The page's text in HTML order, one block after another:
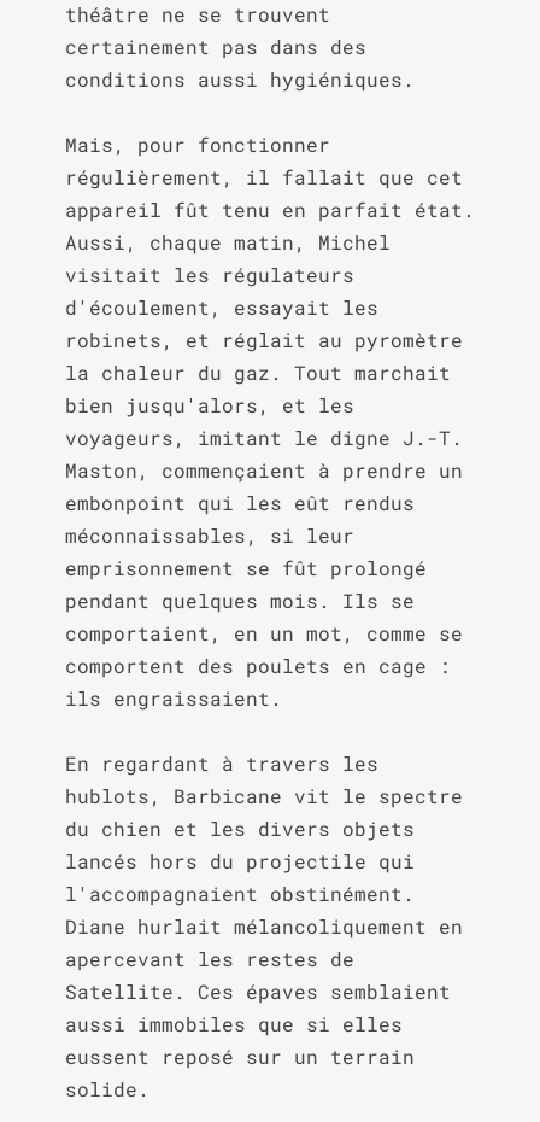
théâtre ne se trouvent
certainement pas dans des
conditions aussi hygiéniques.
Mais, pour fonctionner
régulièrement, il fallait que cet
appareil fût tenu en parfait état.
Aussi, chaque matin, Michel
visitait les régulateurs
d'écoulement, essayait les
robinets, et réglait au pyromètre
la chaleur du gaz. Tout marchait
bien jusqu'alors, et les
voyageurs, imitant le digne J.-T.
Maston, commençaient à prendre un
embonpoint qui les eût rendus
méconnaissables, si leur
emprisonnement se fût prolongé
pendant quelques mois. Ils se
comportaient, en un mot, comme se
comportent des poulets en cage :
ils engraissaient.
En regardant à travers les
hublots, Barbicane vit le spectre
du chien et les divers objets
lancés hors du projectile qui
l'accompagnaient obstinément.
Diane hurlait mélancoliquement en
apercevant les restes de
Satellite. Ces épaves semblaient
aussi immobiles que si elles
eussent reposé sur un terrain
solide.